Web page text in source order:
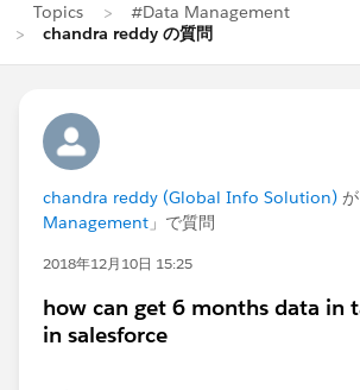
Topics
#Data Management
chandra reddy の質問
chandra reddy (Global Info Solution)
Management 」で質問
2018年12月10日 15:25
how can get 6 months data in
in salesforce